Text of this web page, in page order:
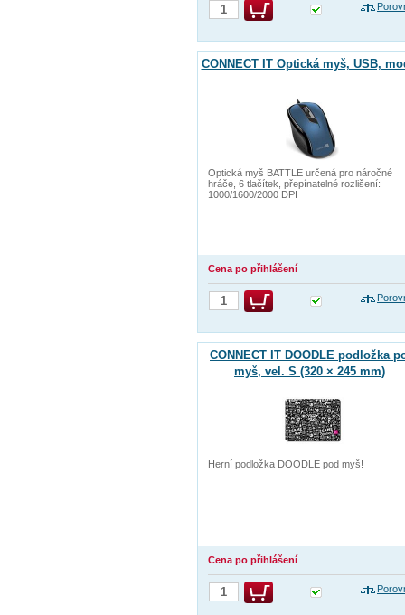
CONNECT IT Optická myš, USB,
Optická myš BATTLE určená pro náročné
hráče, 6 tlačítek, přepínatelné rozlišení:
1000/1600/2000 DPI
Cena po přihlášení
CONNECT IT DOODLE podložka
myš, vel. S (320 × 245 mm)
Herní podložka DOODLE pod myš!
Cena po přihlášení